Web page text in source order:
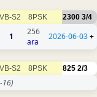
S2 8PSK 2300 3/4
1
256
ara
2026-06-03+
S2 8PSK 825 2/3
16)